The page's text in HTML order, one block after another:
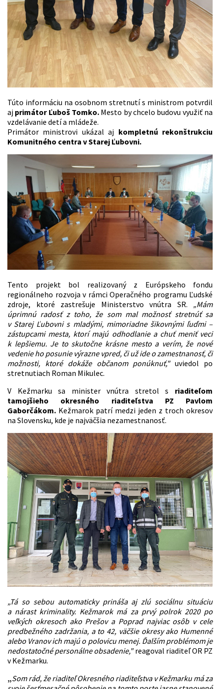
Túto informáciu na osobnom stretnutí s ministrom potvrdil
aj primátor Ľuboš Tomko. Mesto by chcelo budovu využiť na
vzdelávanie detí a mládeže.
Primátor ministrovi ukázal aj kompletnú rekonštrukciu
Komunitného centra v Starej Ľubovni.
Tento projekt bol realizovaný z Európskeho fondu
regionálneho rozvoja v rámci Operačného programu Ľudské
zdroje, ktoré zastrešuje Ministerstvo vnútra SR. „Mám
úprimnú radosť z toho, že som mal možnosť stretnúť sa
v Starej Ľubovni s mladými, mimoriadne šikovnými ľuďmi –
zástupcami mesta, ktorí majú odhodlanie a chuť meniť veci
k lepšiemu. Je to skutočne krásne mesto a verím, že nové
vedenie ho posunie výrazne vpred, či už ide o zamestnanosť, či
možnosti, ktoré dokáže občanom ponúknuť,"uviedol po
stretnutiach Roman Mikulec.
V Kežmarku sa minister vnútra stretol s riaditeľom
tamojšieho okresného riaditeľstva PZ Pavlom
Gaborčákom. Kežmarok patrí medzi jeden z troch okresov
na Slovensku, kde je najväčšia nezamestnanosť.
„Tá so sebou automaticky prináša aj zlú sociálnu situáciu
a nárast kriminality. Kežmarok má za prvý polrok 2020 po
veľkých okresoch ako Prešov a Poprad najviac osôb v cele
predbežného zadržania, a to 42, väčšie okresy ako Humenné
alebo Vranov ich majú o polovicu menej. Ďalším problémom je
nedostatočné personálne obsadenie,"reagoval riaditeľ OR PZ
v Kežmarku.
„Som rád, že riaditeľ Okresného riaditeľstva v Kežmarku má za